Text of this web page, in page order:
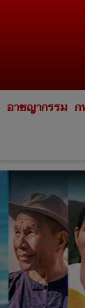
อาชญากรรม ก